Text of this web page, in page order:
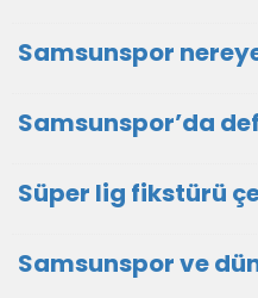
Samsunspor
Samsunspor’da
Süper lig fikstürü
Samsunspor ve